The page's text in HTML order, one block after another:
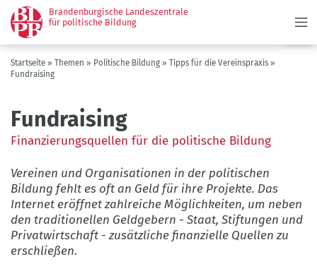
Direkt
zum
Inhalt
Brandenburgische Landeszentrale
für politische Bildung
Pfadnavigation
Startseite Themen Politische Bildung
Tipps für die Vereinspraxis
Fundraising
Fundraising
Finanzierungsquellen für die politische Bildung
Vereinen und Organisationen in der politischen
Bildung fehlt es oft an Geld für ihre Projekte. Das
Internet eröffnet zahlreiche Möglichkeiten, um neben
den traditionellen Geldgebern - Staat, Stiftungen und
Privatwirtschaft - zusätzliche finanzielle Quellen zu
erschließen.